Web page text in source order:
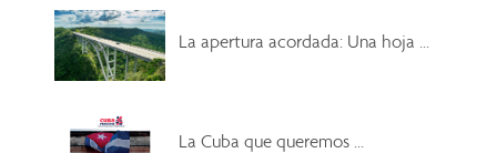
La apertura acordada: Una hoja ...
La Cuba que queremos ...